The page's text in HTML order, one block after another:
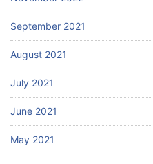
September 2021
August 2021
July 2021
June 2021
May 2021